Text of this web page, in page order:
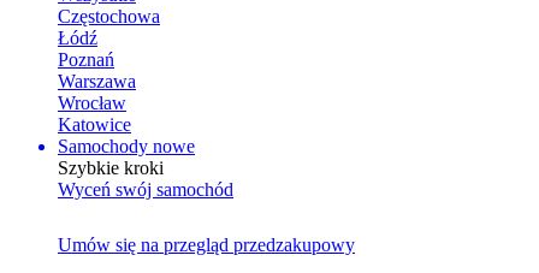
Częstochowa
Łódź
Poznań
Warszawa
Wrocław
Katowice
Samochody nowe
Szybkie kroki
Wyceń swój samochód
Umów się na przegląd przedzakupowy